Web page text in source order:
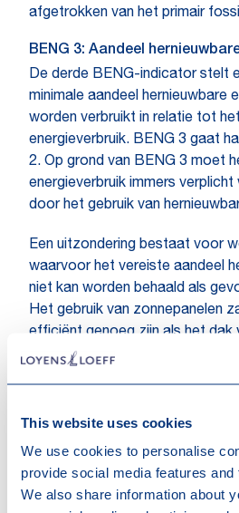
This website uses cookies
We use cookies to personalise
provide social media features
We also share information about
afgetrokken van het primair
BENG 3: Aandeel
De derde BENG-indicator stelt
minimale aandeel hernieuwbare
worden verbruikt in relatie tot
energieverbruik. BENG 3 gaat
2. Op grond van BENG 3 moet
energieverbruik immers
door het gebruik van
Een uitzondering bestaat voor
waarvoor het vereiste aandeel
niet kan worden behaald als
Het gebruik van zonnepanelen
efficiënt genoeg zijn als het dak
woongebouw grotendeels
Gevolgen voor de
De wijzigingen stellen
gebouwen voor de uitdaging om
gebouwen te (laten) ontwerpen,